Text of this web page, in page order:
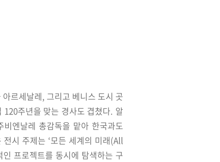
르세날레, 그리고 베니스 도시 곳
주년을 맞는 경사도 겹쳤다. 알
엔날레 총감독을 맡아 한국과도
시 주제는 ‘모든 세계의 미래(All
프로젝트를 동시에 탐색하는 구